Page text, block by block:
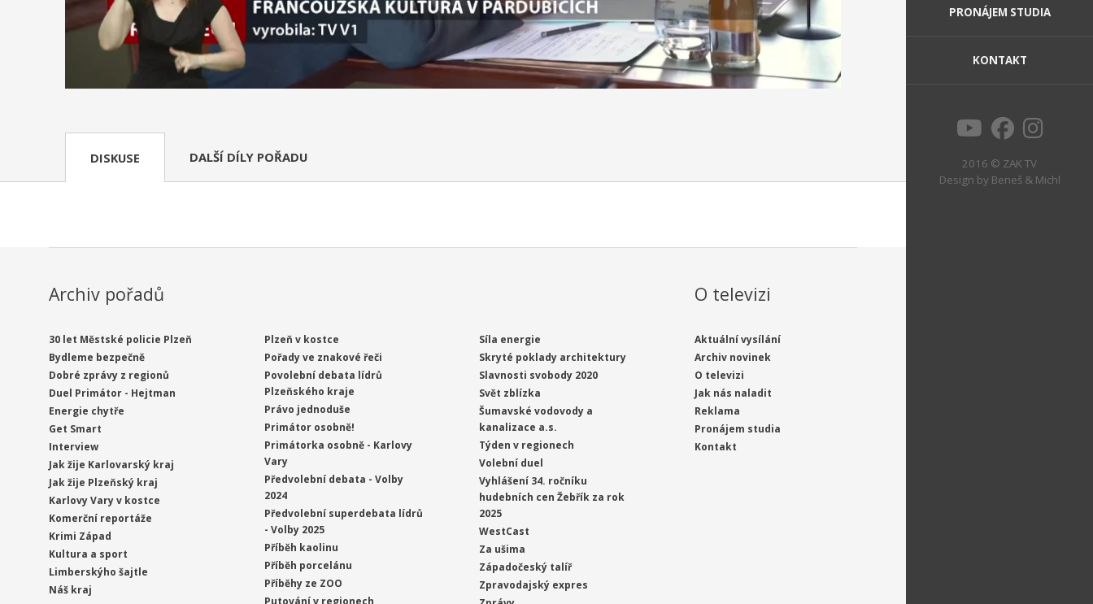
PRONÁJEM STUDIA
KONTAKT
2016 © ZAK TV
Design by Beneš & Michl
DISKUSE DALŠÍ DÍLY POŘADU
Archiv pořadů
30 let Městské policie Plzeň
Bydleme bezpečně
Dobré zprávy z regionů
Duel Primátor - Hejtman
Energie chytře
Get Smart
Interview
Jak žije Karlovarský kraj
Jak žije Plzeňský kraj
Karlovy Vary v kostce
Komerční reportáže
Krimi Západ
Kultura a sport
Limberskýho šajtle
Náš kraj
Plzeň v kostce
Pořady ve znakové řeči
Povolební debata lídrů
Plzeňského kraje
Právo jednoduše
Primátor osobně!
Primátorka osobně - Karlovy
Vary
Předvolební debata - Volby
2024
Předvolební superdebata lídrů
- Volby 2025
Příběh kaolinu
Příběh porcelánu
Příběhy ze ZOO
Síla energie
Skryté poklady architektury
Slavnosti svobody 2020
Svět zblízka
Šumavské vodovody a
kanalizace a.s.
Týden v regionech
Volební duel
Vyhlášení 34. ročníku
hudebních cen Žebřík za rok
2025
WestCast
Za ušima
Západočeský talíř
Zpravodajský expres
O televizi
Aktuální vysílání
Archiv novinek
O televizi
Jak nás naladit
Reklama
Pronájem studia
Kontakt